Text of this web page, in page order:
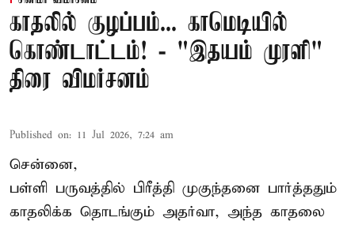
காதலில் குழப்பம்... காமெடியில்
கொண்டாட்டம்! - "இதயம் முரளி"
திரை விமர்சனம்
Published on: 11 Jul 2026, 7:24 am
சென்னை,
பள்ளி பருவத்தில் பிரீத்தி முகுந்தனை பார்த்ததும்
காதலிக்க தொடங்கும் அதர்வா, அந்த காதலை